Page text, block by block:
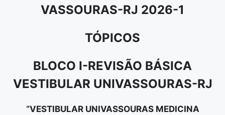
VASSOURAS-RJ 2026-1
TÓPICOS
BLOCO I-REVISÃO BÁSICA
VESTIBULAR UNIVASSOURAS-RJ
“VESTIBULAR UNIVASSOURAS MEDICINA